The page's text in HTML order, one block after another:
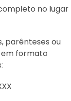
no lugar
parênteses ou
em formato